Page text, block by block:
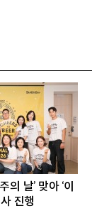
의 날’ 맞아 ‘이
진행